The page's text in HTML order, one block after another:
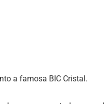
a famosa BIC Cristal.